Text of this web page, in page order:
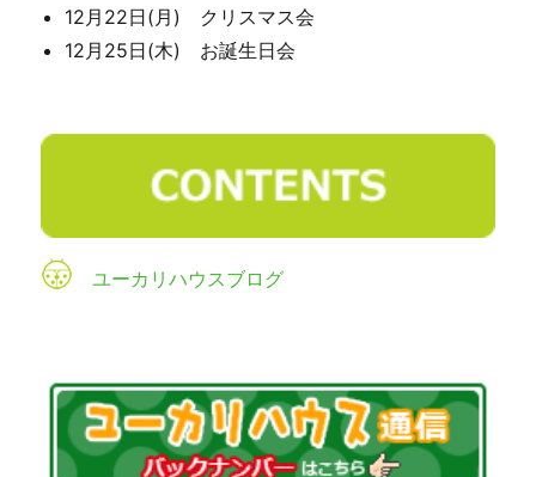
12月22日(月) クリスマス会
12月25日(木) お誕生日会
ユーカリハウスブログ